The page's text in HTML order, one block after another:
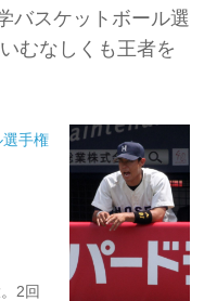
バスケットボール選
むなしくも王者を
手権
2回